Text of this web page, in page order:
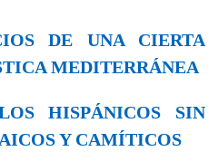
DE UNA CIERTA
MEDITERRÁNEA
HISPÁNICOS SIN
Y CAMÍTICOS